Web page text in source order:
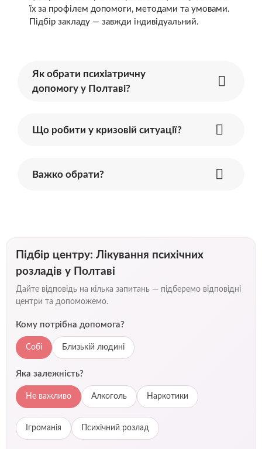
їх за профілем допомоги, методами та умовами.
Підбір закладу — завжди індивідуальний.
Як обрати психіатричну
допомогу у Полтаві?
Що робити у кризовій ситуації?
Важко обрати?
Підбір центру: Лікування психічних
розладів у Полтаві
Дайте відповідь на кілька запитань — підберемо відповідні
центри та допоможемо.
Кому потрібна допомога?
Собі Близькій людині
Яка залежність?
Не важливо Алкоголь Наркотики
Ігроманія Психічний розлад